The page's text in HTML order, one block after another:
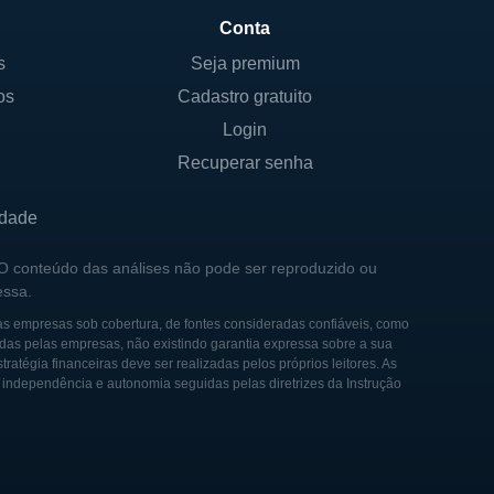
participação
não haja informações
para manter sua
seus acionistas.
operações e garante
nas opiniões e direções
por imigrantes
serviços e se adaptar
Conta
Seja premium
Cadastro gratuito
Login
Recuperar senha
conteúdo das análises não pode ser reproduzido ou
sob cobertura, de fontes consideradas confiáveis, como
pelas empresas, não existindo garantia expressa sobre a sua
financeiras deve ser realizadas pelos próprios leitores. As
e autonomia seguidas pelas diretrizes da Instrução